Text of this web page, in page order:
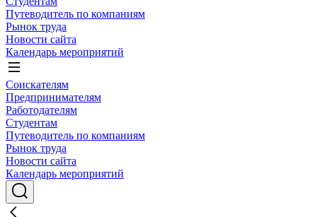
Путеводитель по компаниям
Рынок труда
Новости сайта
Календарь мероприятий
Соискателям
Предпринимателям
Работодателям
Студентам
Путеводитель по компаниям
Рынок труда
Новости сайта
Календарь мероприятий